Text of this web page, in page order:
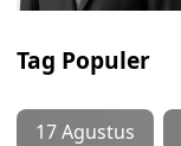
Tag Populer
17 Agustus